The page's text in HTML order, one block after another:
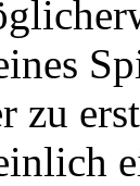
zu